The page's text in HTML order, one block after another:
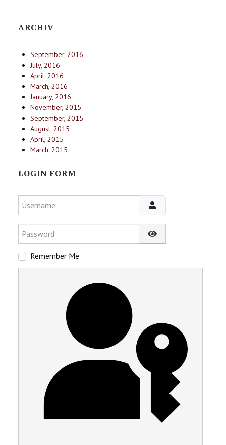
ARCHIV
September, 2016
July, 2016
April, 2016
March, 2016
January, 2016
November, 2015
September, 2015
August, 2015
April, 2015
March, 2015
LOGIN FORM
Username
Password
Show Password
Remember Me